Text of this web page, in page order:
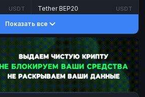
USDT
DASH
TON
DOGE
TRON
BCH
Tether BEP20 USDT
DASH
Toncoin TON
Dogecoin DOGE
TRX TRON
Bitcoin Cash BCH
Показать все